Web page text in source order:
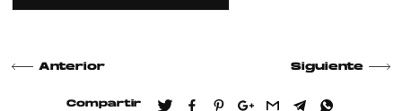
Anterior Siguiente
Compartir